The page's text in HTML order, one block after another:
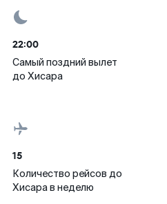
22:00
Самый поздний вылет
до Хисара
15
Количество рейсов до
Хисара в неделю